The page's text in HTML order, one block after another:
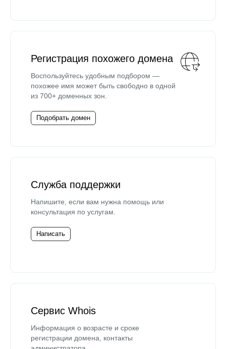
Регистрация похожего домена
Воспользуйтесь удобным подбором —
похожее имя может быть свободно в одной
из 700+ доменных зон.
Подобрать домен
Служба поддержки
Напишите, если вам нужна помощь или
консультация по услугам.
Написать
Сервис Whois
Информация о возрасте и сроке
регистрации домена, контакты